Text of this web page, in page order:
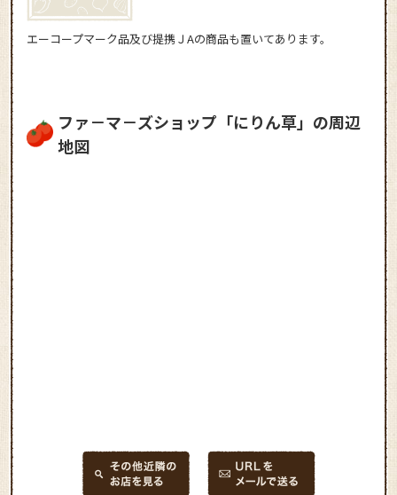
エーコープマーク品及び提携ＪАの商品も置いてあります。
ファ－マ－ズショップ「にりん草」の周辺
地図